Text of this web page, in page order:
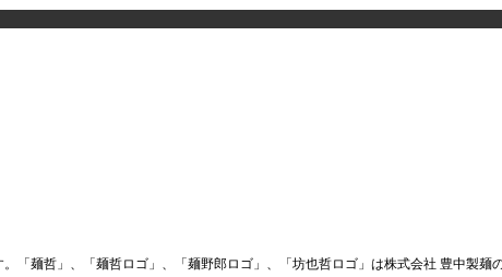
「麺哲」、「麺哲ロゴ」、「麺野郎ロゴ」、「坊也哲ロゴ」は株式会社 豊中製麺